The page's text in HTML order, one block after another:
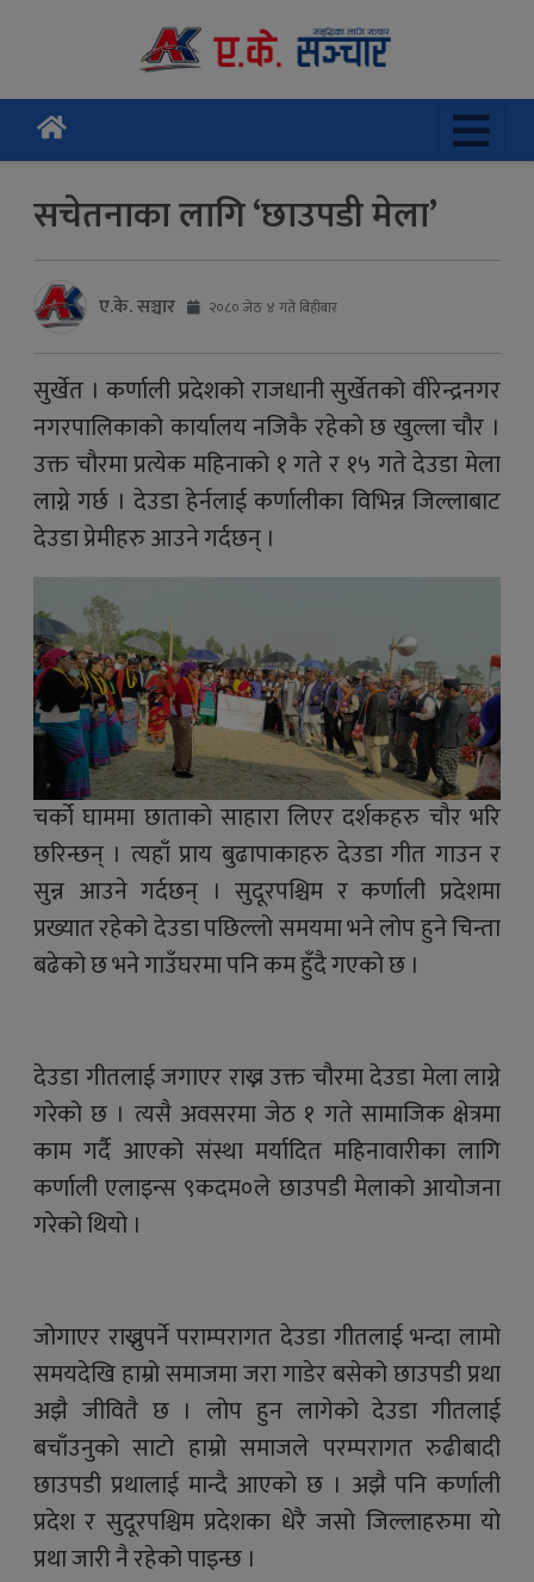
सचेतनाका लागि ‘छाउपडी मेला’
ए.के. सञ्चार २०८० जेठ ४ गते बिहीबार
सुर्खेत । कर्णाली प्रदेशको राजधानी सुर्खेतको वीरेन्द्रनगर
नगरपालिकाको कार्यालय नजिकै रहेको छ खुल्ला चौर ।
उक्त चौरमा प्रत्येक महिनाको १ गते र १५ गते देउडा मेला
लाग्ने गर्छ । देउडा हेर्नलाई कर्णालीका विभिन्न जिल्लाबाट
देउडा प्रेमीहरु आउने गर्दछन् ।
चर्को घाममा छाताको साहारा लिएर दर्शकहरु चौर भरि
छरिन्छन् । त्यहाँ प्राय बुढापाकाहरु देउडा गीत गाउन र
सुन्न आउने गर्दछन् । सुदूरपश्चिम र कर्णाली प्रदेशमा
प्रख्यात रहेको देउडा पछिल्लो समयमा भने लोप हुने चिन्ता
बढेको छ भने गाउँघरमा पनि कम हुँदै गएको छ ।
देउडा गीतलाई जगाएर राख्न उक्त चौरमा देउडा मेला लाग्ने
गरेको छ । त्यसै अवसरमा जेठ १ गते सामाजिक क्षेत्रमा
काम गर्दै आएको संस्था मर्यादित महिनावारीका लागि
कर्णाली एलाइन्स ९कदम०ले छाउपडी मेलाको आयोजना
गरेको थियो ।
जोगाएर राख्नुपर्ने पराम्परागत देउडा गीतलाई भन्दा लामो
समयदेखि हाम्रो समाजमा जरा गाडेर बसेको छाउपडी प्रथा
अझै जीवितै छ । लोप हुन लागेको देउडा गीतलाई
बचाँउनुको साटो हाम्रो समाजले परम्परागत रुढीबादी
छाउपडी प्रथालाई मान्दै आएको छ । अझै पनि कर्णाली
प्रदेश र सुदूरपश्चिम प्रदेशका धेरै जसो जिल्लाहरुमा यो
प्रथा जारी नै रहेको पाइन्छ ।